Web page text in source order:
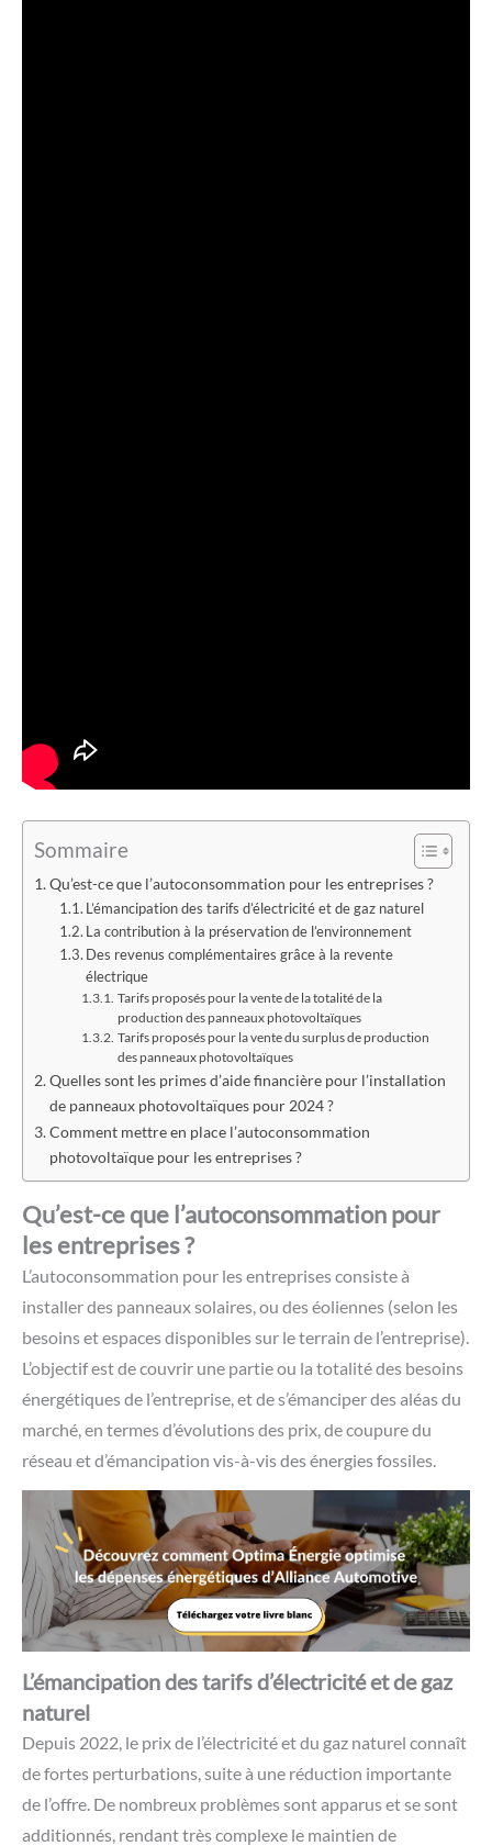
Sommaire
Qu’est-ce que l’autoconsommation pour les entreprises ?
L’émancipation des tarifs d’électricité et de gaz naturel
La contribution à la préservation de l’environnement
Des revenus complémentaires grâce à la revente
électrique
Tarifs proposés pour la vente de la totalité de la
production des panneaux photovoltaïques
Tarifs proposés pour la vente du surplus de production
des panneaux photovoltaïques
Quelles sont les primes d’aide financière pour l’installation
de panneaux photovoltaïques pour 2024 ?
Comment mettre en place l’autoconsommation
photovoltaïque pour les entreprises ?
Qu’est-ce que l’autoconsommation pour
les entreprises ?
L’autoconsommation pour les entreprises consiste à
installer des panneaux solaires, ou des éoliennes (selon les
besoins et espaces disponibles sur le terrain de l’entreprise).
L’objectif est de couvrir une partie ou la totalité des besoins
énergétiques de l’entreprise, et de s’émanciper des aléas du
marché, en termes d’évolutions des prix, de coupure du
réseau et d’émancipation vis-à-vis des énergies fossiles.
L’émancipation des tarifs d’électricité et de gaz
naturel
Depuis 2022, le prix de l’électricité et du gaz naturel connaît
de fortes perturbations, suite à une réduction importante
de l’offre. De nombreux problèmes sont apparus et se sont
additionnés, rendant très complexe le maintien de